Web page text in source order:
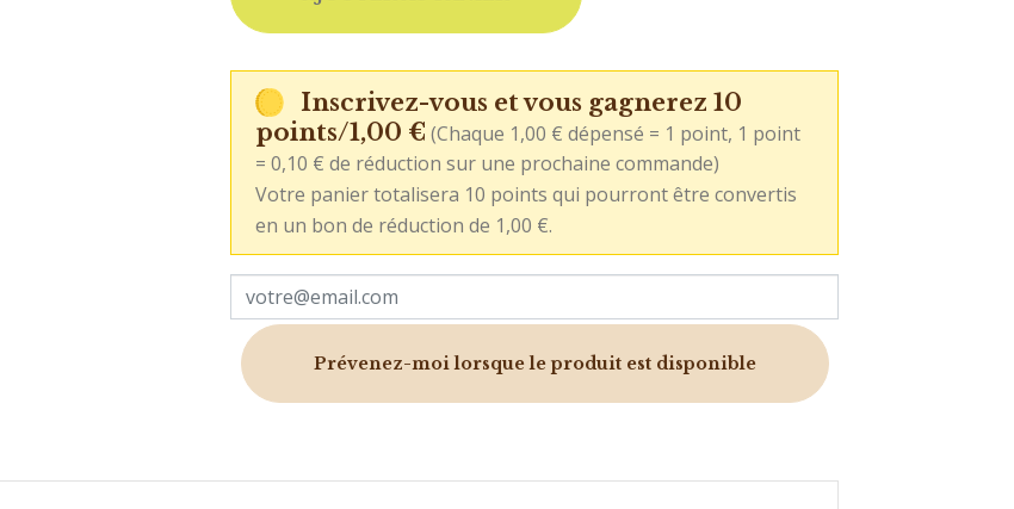
Inscrivez-vous et vous gagnerez 10
points/1,00 € (Chaque 1,00 € dépensé = 1 point, 1 point
= 0,10 € de réduction sur une prochaine commande)
Votre panier totalisera 10 points qui pourront être convertis
en un bon de réduction de 1,00 €.
Prévenez-moi lorsque le produit est disponible